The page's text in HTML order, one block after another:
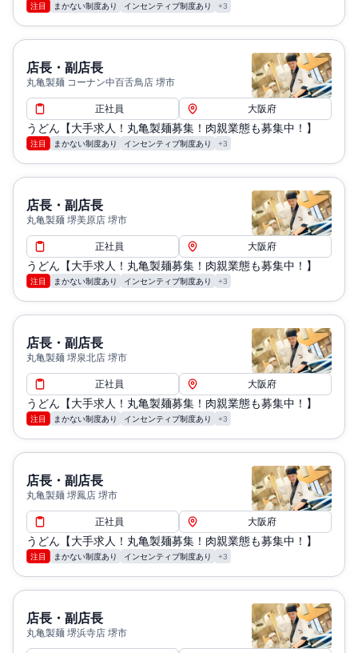
注目 まかない制度あり インセンティブ制度あり +3
店長・副店長
丸亀製麺 コーナン中百舌鳥店 堺市
正社員 大阪府
うどん【大手求人！丸亀製麺募集！肉親業態も募集中！】
注目 まかない制度あり インセンティブ制度あり +3
店長・副店長
丸亀製麺 堺美原店 堺市
正社員 大阪府
うどん【大手求人！丸亀製麺募集！肉親業態も募集中！】
注目 まかない制度あり インセンティブ制度あり +3
店長・副店長
丸亀製麺 堺泉北店 堺市
正社員 大阪府
うどん【大手求人！丸亀製麺募集！肉親業態も募集中！】
注目 まかない制度あり インセンティブ制度あり +3
店長・副店長
丸亀製麺 堺鳳店 堺市
正社員 大阪府
うどん【大手求人！丸亀製麺募集！肉親業態も募集中！】
注目 まかない制度あり インセンティブ制度あり +3
店長・副店長
丸亀製麺 堺浜寺店 堺市